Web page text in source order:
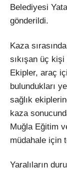
Belediyesi
gönderildi.
Kaza
sıkışan üç
Ekipler, araç
bulundukları
sağlık
kaza
Muğla Eğitim
müdahale için
Yaralıların